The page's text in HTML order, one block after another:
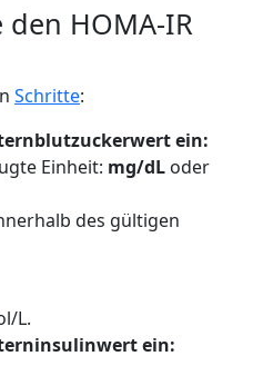
den HOMA-IR
Schritte:
ein:
Einheit: mg/dL oder
des gültigen
L.
ein: